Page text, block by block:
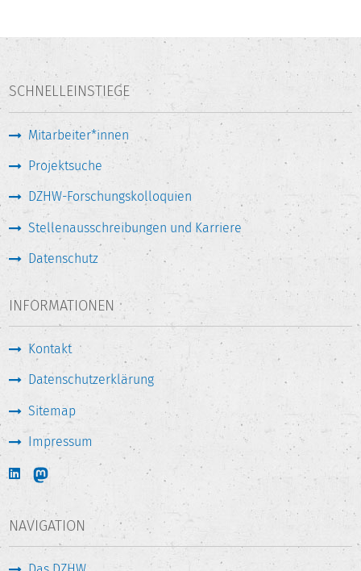
SCHNELLEINSTIEGE
Mitarbeiter*innen
Projektsuche
DZHW-Forschungskolloquien
Stellenausschreibungen und Karriere
Datenschutz
INFORMATIONEN
Kontakt
Datenschutzerklärung
Sitemap
Impressum
NAVIGATION